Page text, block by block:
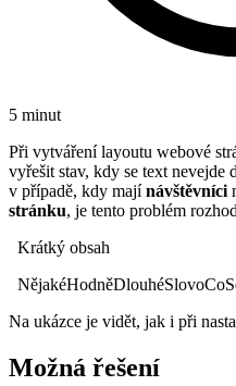
5 minut
Při vytváření layoutu webové
vyřešit stav, kdy se text nevejde
v případě, kdy majínávštěvníci
stránku, je tento problém
Krátký obsah
Na ukázce je vidět, jak i při
Možná řešení